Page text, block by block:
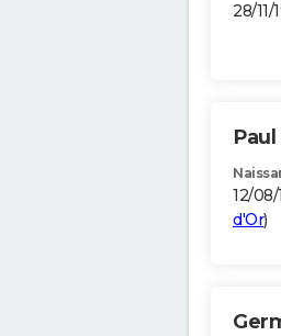
28/11/
Paul
12/08/
d'Or)